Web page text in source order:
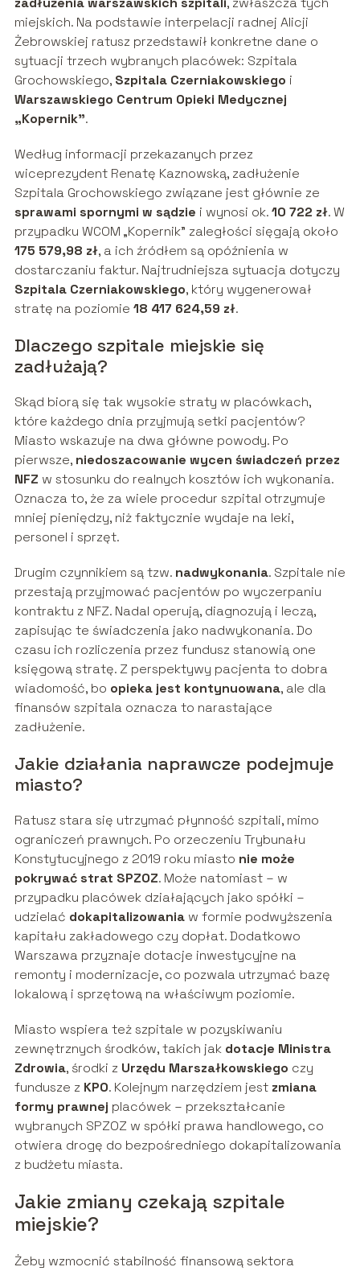
miejskich. Na podstawie interpelacji radnej Alicji
Żebrowskiej ratusz przedstawił konkretne dane o
sytuacji trzech wybranych placówek: Szpitala
Grochowskiego, Szpitala Czerniakowskiego i
Warszawskiego Centrum Opieki Medycznej
„Kopernik”.
Według informacji przekazanych przez
wiceprezydent Renatę Kaznowską, zadłużenie
Szpitala Grochowskiego związane jest głównie ze
sprawami spornymi w sądzie i wynosi ok.10 722 zł. W
przypadku WCOM „Kopernik” zaległości sięgają około
175 579,98 zł, a ich źródłem są opóźnienia w
dostarczaniu faktur. Najtrudniejsza sytuacja dotyczy
Szpitala Czerniakowskiego, który wygenerował
stratę na poziomie 18 417 624,59 zł.
Dlaczego szpitale miejskie się
zadłużają?
Skąd biorą się tak wysokie straty w placówkach,
które każdego dnia przyjmują setki pacjentów?
Miasto wskazuje na dwa główne powody. Po
pierwsze, niedoszacowanie wycen świadczeń przez
NFZ w stosunku do realnych kosztów ich wykonania.
Oznacza to, że za wiele procedur szpital otrzymuje
mniej pieniędzy, niż faktycznie wydaje na leki,
personel i sprzęt.
Drugim czynnikiem są tzw. nadwykonania. Szpitale nie
przestają przyjmować pacjentów po wyczerpaniu
kontraktu z NFZ. Nadal operują, diagnozują i leczą,
zapisując te świadczenia jako nadwykonania. Do
czasu ich rozliczenia przez fundusz stanowią one
księgową stratę. Z perspektywy pacjenta to dobra
wiadomość, bo opieka jest kontynuowana, ale dla
finansów szpitala oznacza to narastające
zadłużenie.
Jakie działania naprawcze podejmuje
miasto?
Ratusz stara się utrzymać płynność szpitali, mimo
ograniczeń prawnych. Po orzeczeniu Trybunału
Konstytucyjnego z 2019 roku miasto nie może
pokrywać strat SPZOZ. Może natomiast – w
przypadku placówek działających jako spółki –
udzielać dokapitalizowaniaw formie podwyższenia
kapitału zakładowego czy dopłat. Dodatkowo
Warszawa przyznaje dotacje inwestycyjne na
remonty i modernizacje, co pozwala utrzymać bazę
lokalową i sprzętową na właściwym poziomie.
Miasto wspiera też szpitale w pozyskiwaniu
zewnętrznych środków, takich jak dotacje Ministra
Zdrowia, środki z Urzędu Marszałkowskiego czy
fundusze z KPO. Kolejnym narzędziem jest zmiana
formy prawnej placówek – przekształcanie
wybranych SPZOZ w spółki prawa handlowego, co
otwiera drogę do bezpośredniego dokapitalizowania
z budżetu miasta.
Jakie zmiany czekają szpitale
miejskie?
Żeby wzmocnić stabilność finansową sektora